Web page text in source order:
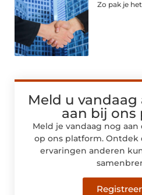
Zo pak je
Meld u
aan bij ons
Meld je vandaag nog
op ons platform. Ontdek
ervaringen anderen